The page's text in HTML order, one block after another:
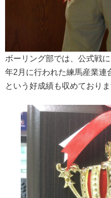
ボーリング部では、公式戦
年2月に行われた練馬産業連
という好成績も収めておりま